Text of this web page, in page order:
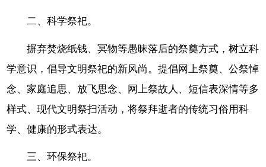
二、科学祭祀。
摒弃焚烧纸钱、冥物等愚昧落后的祭奠方式，树立科
学意识，倡导文明祭祀的新风尚。提倡网上祭奠、公祭悼
念、家庭追思、放飞思念、网上祭故人、短信表深情等多
样式、现代文明祭扫活动，将祭拜逝者的传统习俗用科
学、健康的形式表达。
三、环保祭祀。